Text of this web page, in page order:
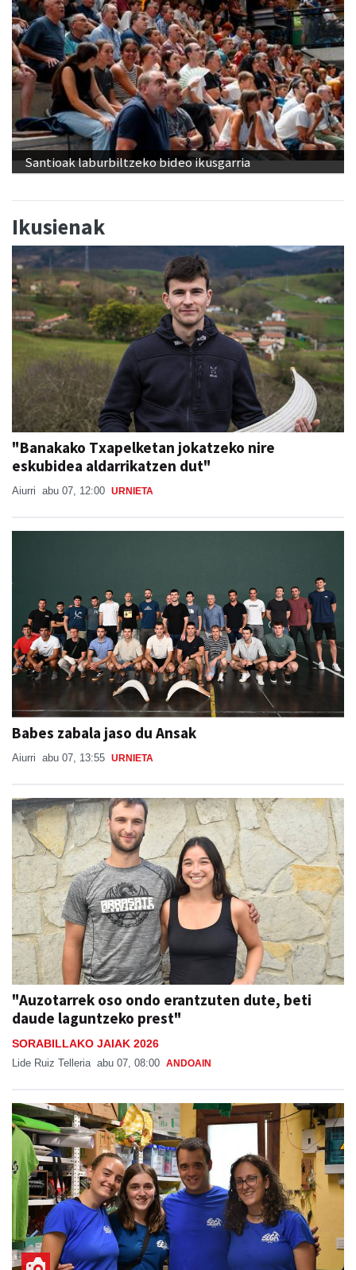
Santioak laburbiltzeko bideo ikusgarria
Ikusienak
"Banakako Txapelketan jokatzeko nire
eskubidea aldarrikatzen dut"
Aiurri abu 07, 12:00 URNIETA
Babes zabala jaso du Ansak
Aiurri abu 07, 13:55 URNIETA
"Auzotarrek oso ondo erantzuten dute, beti
daude laguntzeko prest"
SORABILLAKO JAIAK 2026
Lide Ruiz Telleria abu 07, 08:00 ANDOAIN